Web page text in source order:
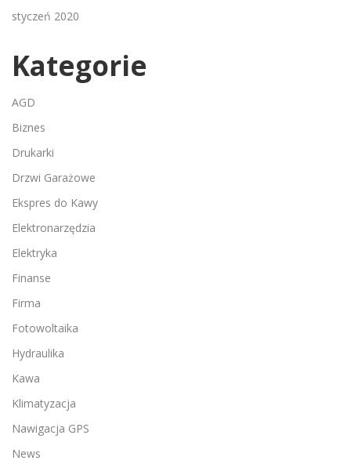
styczeń 2020
Kategorie
AGD
Biznes
Drukarki
Drzwi Garażowe
Ekspres do Kawy
Elektronarzędzia
Elektryka
Finanse
Firma
Fotowoltaika
Hydraulika
Kawa
Klimatyzacja
Nawigacja GPS
News